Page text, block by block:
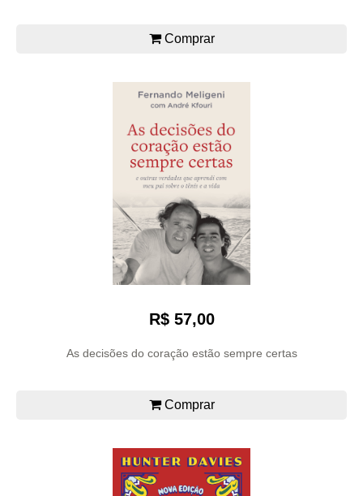
Comprar
R$ 57,00
As decisões do coração estão sempre certas
Comprar